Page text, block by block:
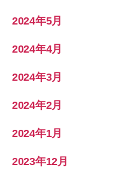
2024年5月
2024年4月
2024年3月
2024年2月
2024年1月
2023年12月